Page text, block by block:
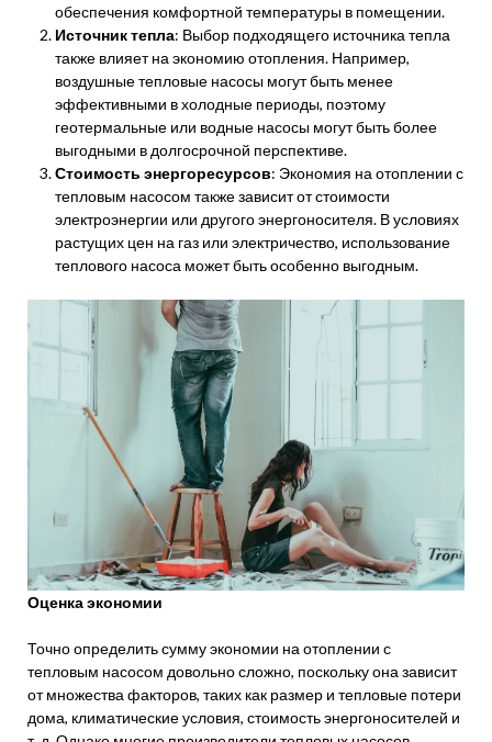
обеспечения комфортной температуры в помещении.
Источник тепла: Выбор подходящего источника тепла
также влияет на экономию отопления. Например,
воздушные тепловые насосы могут быть менее
эффективными в холодные периоды, поэтому
геотермальные или водные насосы могут быть более
выгодными в долгосрочной перспективе.
Стоимость энергоресурсов: Экономия на отоплении с
тепловым насосом также зависит от стоимости
электроэнергии или другого энергоносителя. В условиях
растущих цен на газ или электричество, использование
теплового насоса может быть особенно выгодным.
Оценка экономии
Точно определить сумму экономии на отоплении с
тепловым насосом довольно сложно, поскольку она зависит
от множества факторов, таких как размер и тепловые потери
дома, климатические условия, стоимость энергоносителей и